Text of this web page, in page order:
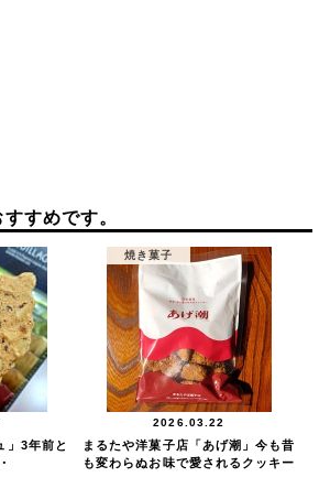
すめです。
」3年前と
焼き菓子
2026.03.22
まるたや洋菓子店「あげ潮」今も昔
も変わらぬお味で愛されるクッキー